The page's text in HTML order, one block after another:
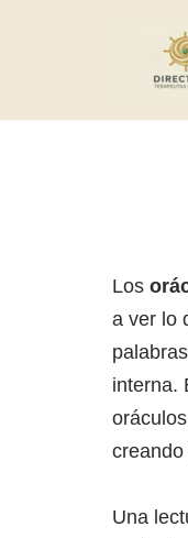
Los
a ver lo
interna.
Una